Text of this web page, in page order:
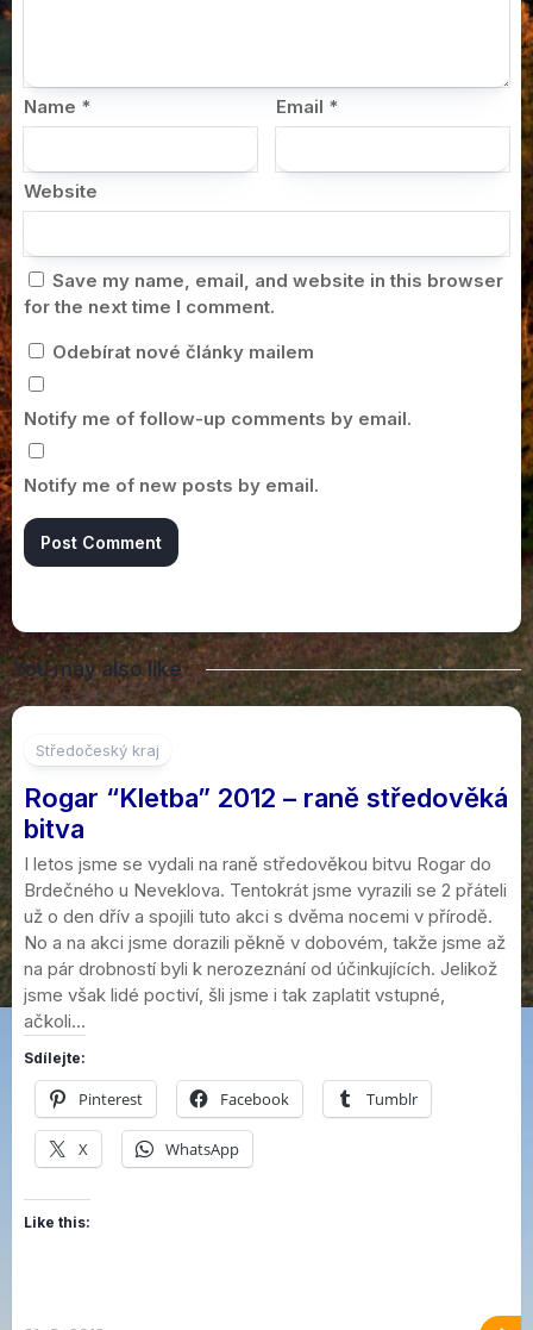
Name * Email *
Website
Save my name, email, and website in this browser
for the next time I comment.
Odebírat nové články mailem
Notify me of follow-up comments by email.
Notify me of new posts by email.
You may also like
Středočeský kraj
Rogar “Kletba” 2012 – raně středověká
bitva
I letos jsme se vydali na raně středověkou bitvu Rogar do
Brdečného u Neveklova. Tentokrát jsme vyrazili se 2 přáteli
už o den dřív a spojili tuto akci s dvěma nocemi v přírodě.
No a na akci jsme dorazili pěkně v dobovém, takže jsme až
na pár drobností byli k nerozeznání od účinkujících. Jelikož
jsme však lidé poctiví, šli jsme i tak zaplatit vstupné,
ačkoli...
Sdílejte:
Pinterest Facebook Tumblr
X WhatsApp
Like this: